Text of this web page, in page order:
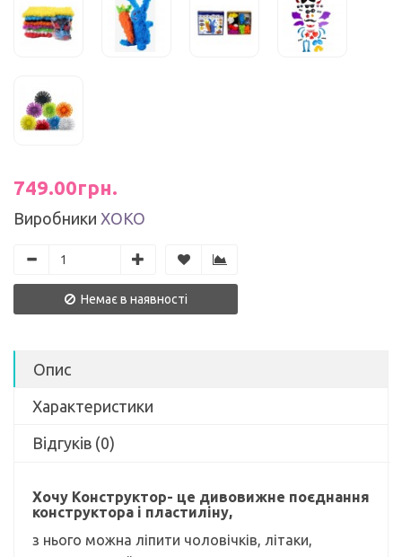
749.00грн.
Виробники ХОКО
Немає в наявності
Опис
Характеристики
Відгуків (0)
Хочу Конструктор- це дивовижне поєднання
конструктора і пластиліну,
з нього можна ліпити чоловічків, літаки,